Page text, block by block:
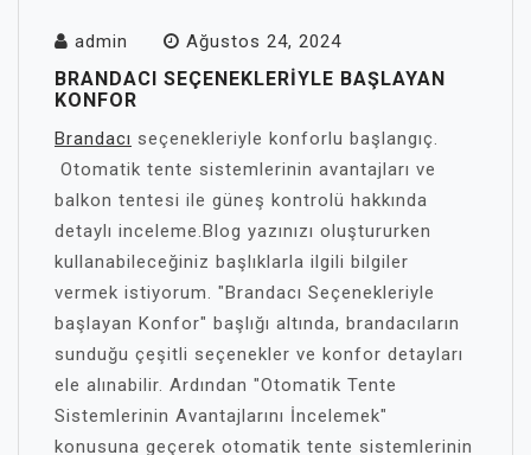
admin Ağustos 24, 2024
BRANDACI SEÇENEKLERIYLE BAŞLAYAN
KONFOR
Brandacı seçenekleriyle konforlu başlangıç.
Otomatik tente sistemlerinin avantajları ve
balkon tentesi ile güneş kontrolü hakkında
detaylı inceleme.Blog yazınızı oluştururken
kullanabileceğiniz başlıklarla ilgili bilgiler
vermek istiyorum. "Brandacı Seçenekleriyle
başlayan Konfor" başlığı altında, brandacıların
sunduğu çeşitli seçenekler ve konfor detayları
ele alınabilir. Ardından "Otomatik Tente
Sistemlerinin Avantajlarını İncelemek"
konusuna geçerek otomatik tente sistemlerinin